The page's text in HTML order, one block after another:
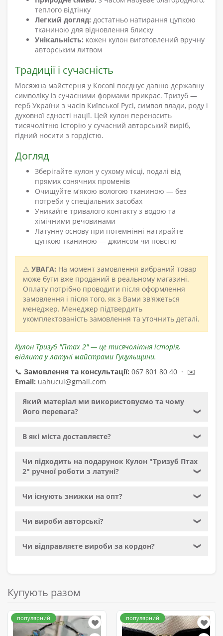
теплого відтінку
Легкий догляд: достатньо натирання цупкою
тканиною для відновлення блиску
Унікальність: кожен кулон виготовлений вручну
авторським литвом
Традиції і сучасність
Мосяжна майстерня у Косові поєднує давню державну
символіку із сучасними формами прикрас. Тризуб —
герб України з часів Київської Русі, символ влади, роду і
духовної єдності нації. Цей кулон переносить
тисячолітню історію у сучасний авторський виріб,
гідний носити з гордістю.
Догляд
Зберігайте кулон у сухому місці, подалі від
прямих сонячних променів
Очищуйте м'якою вологою тканиною — без
потреби у спеціальних засобах
Уникайте тривалого контакту з водою та
хімічними речовинами
Латунну основу при потемнінні натирайте
цупкою тканиною — джинсом чи повстю
⚠ УВАГА: На момент замовлення вибраний товар
може бути вже проданий в реальному магазині.
Оплату потрібно проводити після оформлення
замовлення і після того, як з Вами зв'яжеться
менеджер. Менеджер підтвердить
укомплектованість замовлення та уточнить деталі.
Кулон Тризуб "Птах 2" — це тисячолітня історія,
відлита у латуні майстрами Гуцульщини.
📞 Замовлення та консультації: 067 801 80 40 · ✉️
Email: uahucul@gmail.com
Який матеріал ми використовуємо та чому
його перевага?
❯
В які міста доставляєте? ❯
Чи підходить на подарунок Кулон "Тризуб Птах
2" ручної роботи з латуні?
❯
Чи існують знижки на опт? ❯
Чи вироби авторські? ❯
Чи відправляєте вироби за кордон? ❯
Купують разом
популярний популярний